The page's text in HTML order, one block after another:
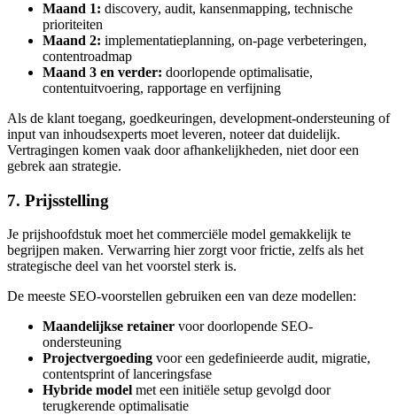
Maand 1: discovery, audit, kansenmapping, technische
prioriteiten
Maand 2: implementatieplanning, on-page verbeteringen,
contentroadmap
Maand 3 en verder: doorlopende optimalisatie,
contentuitvoering, rapportage en verfijning
Als de klant toegang, goedkeuringen, development-ondersteuning of
input van inhoudsexperts moet leveren, noteer dat duidelijk.
Vertragingen komen vaak door afhankelijkheden, niet door een
gebrek aan strategie.
7. Prijsstelling
Je prijshoofdstuk moet het commerciële model gemakkelijk te
begrijpen maken. Verwarring hier zorgt voor frictie, zelfs als het
strategische deel van het voorstel sterk is.
De meeste SEO-voorstellen gebruiken een van deze modellen:
Maandelijkse retainer voor doorlopende SEO-
ondersteuning
Projectvergoeding voor een gedefinieerde audit, migratie,
contentsprint of lanceringsfase
Hybride model met een initiële setup gevolgd door
terugkerende optimalisatie